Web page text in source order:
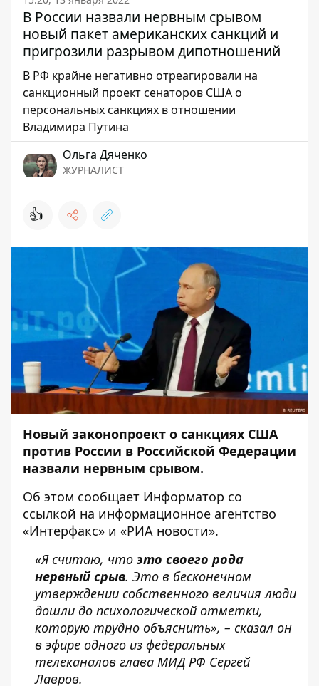
В России назвали нервным срывом
новый пакет американских санкций и
пригрозили разрывом дипотношений
В РФ крайне негативно отреагировали на
санкционный проект сенаторов США о
персональных санкциях в отношении
Владимира Путина
Ольга Дяченко
ЖУРНАЛИСТ
👍
Новый законопроект о санкциях США
против России в Российской Федерации
назвали нервным срывом.
Об этом сообщает Информатор со
ссылкой на информационное агентство
«Интерфакс» и «РИА новости».
«Я считаю, что это своего рода
нервный срыв. Это в бесконечном
утверждении собственного величия люди
дошли до психологической отметки,
которую трудно объяснить», – сказал он
в эфире одного из федеральных
телеканалов глава МИД РФ Сергей
Лавров.